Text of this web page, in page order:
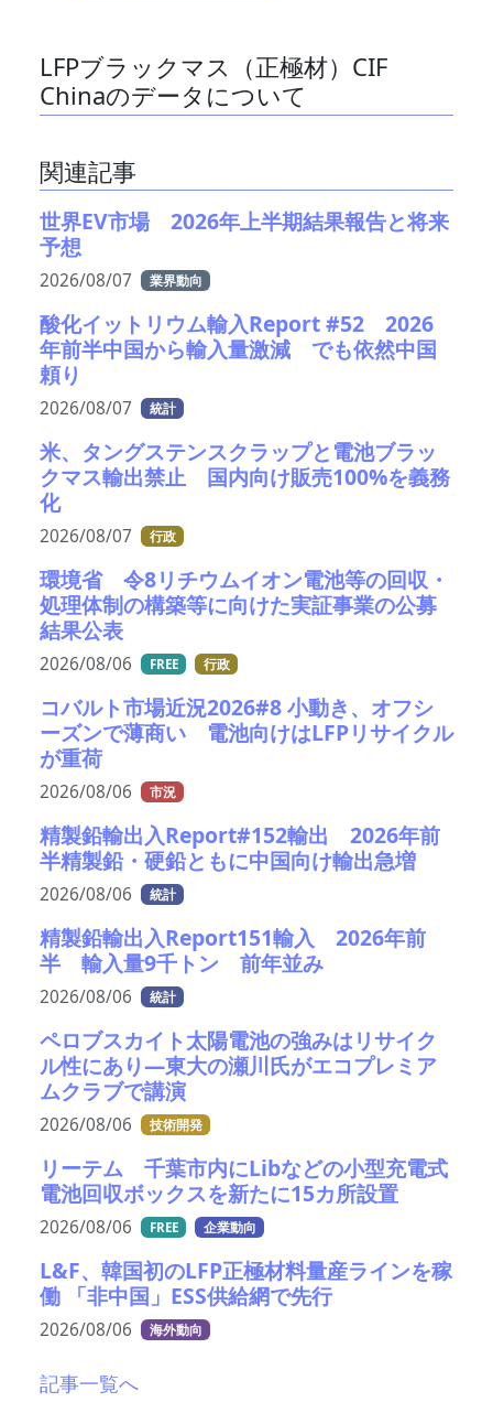
LFPブラックマス（正極材）CIF
Chinaのデータについて
関連記事
世界EV市場 2026年上半期結果報告と将来
予想
2026/08/07 業界動向
酸化イットリウム輸入Report #52 2026
年前半中国から輸入量激減 でも依然中国
頼り
2026/08/07 統計
米、タングステンスクラップと電池ブラッ
クマス輸出禁止 国内向け販売100%を義務
化
2026/08/07 行政
環境省 令8リチウムイオン電池等の回収・
処理体制の構築等に向けた実証事業の公募
結果公表
2026/08/06 FREE 行政
コバルト市場近況2026#8 小動き、オフシ
ーズンで薄商い 電池向けはLFPリサイクル
が重荷
2026/08/06 市況
精製鉛輸出入Report#152輸出 2026年前
半精製鉛・硬鉛ともに中国向け輸出急増
2026/08/06 統計
精製鉛輸出入Report151輸入 2026年前
半 輸入量9千トン 前年並み
2026/08/06 統計
ペロブスカイト太陽電池の強みはリサイク
ル性にあり―東大の瀬川氏がエコプレミア
ムクラブで講演
2026/08/06 技術開発
リーテム 千葉市内にLibなどの小型充電式
電池回収ボックスを新たに15カ所設置
2026/08/06 FREE 企業動向
L&F、韓国初のLFP正極材料量産ラインを稼
働 「非中国」ESS供給網で先行
2026/08/06 海外動向
記事一覧へ